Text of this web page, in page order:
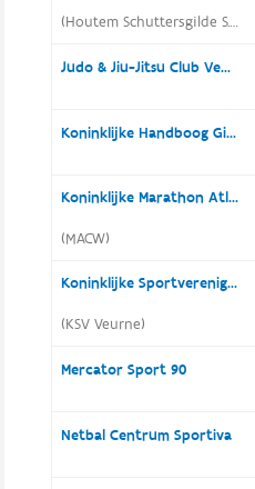
(Houtem Schuttersgilde S.S.)
Judo & Jiu-Jitsu Club Veurne
Koninklijke Handboog Gilde Edele Ridder Sint Sebastiaan Veurne
Koninklijke Marathon Atletiekclub Westhoek
(MACW)
Koninklijke Sportvereniging Veurne
(KSV Veurne)
Mercator Sport 90
Netbal Centrum Sportiva